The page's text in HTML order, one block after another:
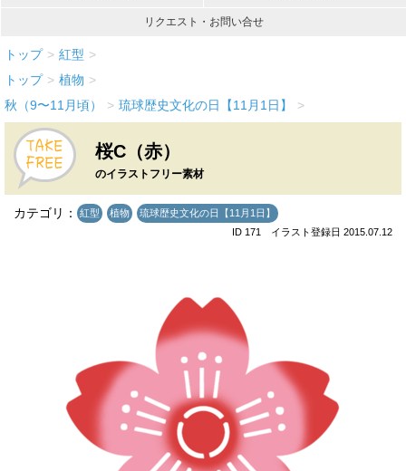
リクエスト・お問い合せ
トップ > 紅型 >
トップ > 植物 >
秋（9〜11月頃）
> 琉球歴史文化の日【11月1日】 >
桜C（赤）
のイラストフリー素材
カテゴリ： 紅型 植物
琉球歴史文化の日【11月1日】
ID 171 イラスト登録日 2015.07.12